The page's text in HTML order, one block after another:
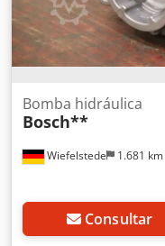
Wiefelstede 1.681 km
Bomba hidráulica
Bosch**
Consultar